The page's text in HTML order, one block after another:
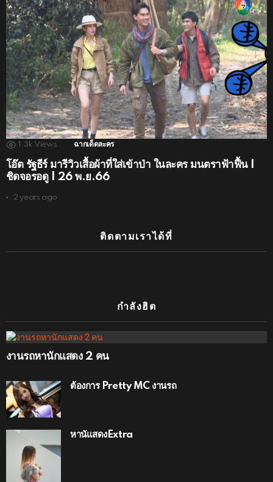
1.3k Views ฉากเด็ดละคร
โอ๊ต รัฐธีร์ มารีวิวเสื้อผ้าที่ใส่เข้าป่า ในละคร มนตราฟ้าฟื้น |
ชิดจอรอดู | 26 พ.ย.66
2 years ago
ติดตามเราได้ที่
กำลังฮิต
งานรถหานักแสดง 2 คน
ต้องการ Pretty MC งานรถ
หานัแสดงExtra